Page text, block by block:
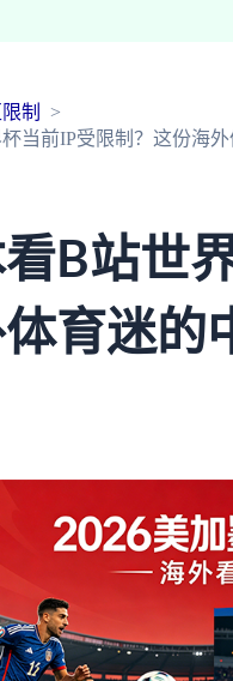
制
当前IP受限制？这份海
B站世
育迷的